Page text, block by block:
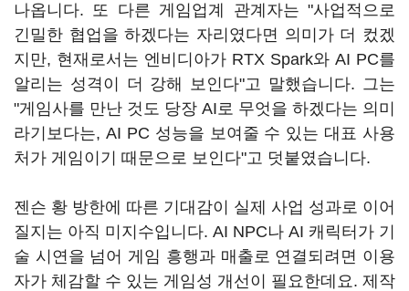
나옵니다. 또 다른 게임업계 관계자는 "사업적으로
긴밀한 협업을 하겠다는 자리였다면 의미가 더 컸겠
지만, 현재로서는 엔비디아가 RTX Spark와 AI PC를
알리는 성격이 더 강해 보인다"고 말했습니다. 그는
"게임사를 만난 것도 당장 AI로 무엇을 하겠다는 의미
라기보다는, AI PC 성능을 보여줄 수 있는 대표 사용
처가 게임이기 때문으로 보인다"고 덧붙였습니다.
젠슨 황 방한에 따른 기대감이 실제 사업 성과로 이어
질지는 아직 미지수입니다. AI NPC나 AI 캐릭터가 기
술 시연을 넘어 게임 흥행과 매출로 연결되려면 이용
자가 체감할 수 있는 게임성 개선이 필요한데요. 제작